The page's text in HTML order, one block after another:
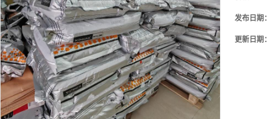
发布日期：
更新日期：